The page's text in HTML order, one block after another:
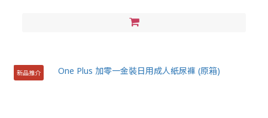
新品推介